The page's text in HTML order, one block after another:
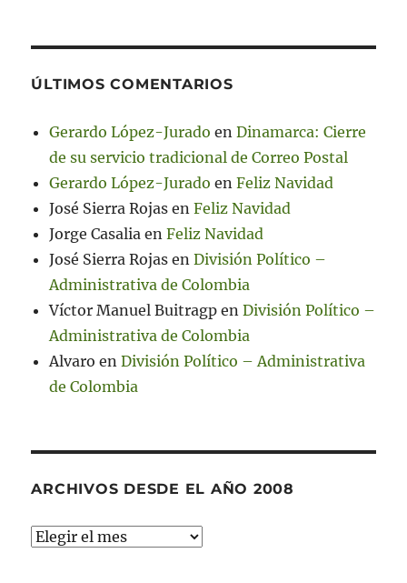
ÚLTIMOS COMENTARIOS
Gerardo López-Jurado enDinamarca: Cierre
de su servicio tradicional de Correo Postal
Gerardo López-Jurado enFeliz Navidad
José Sierra Rojas enFeliz Navidad
Jorge Casalia enFeliz Navidad
José Sierra Rojas enDivisión Político –
Administrativa de Colombia
Víctor Manuel Buitragp enDivisión Político –
Administrativa de Colombia
Alvaro enDivisión Político – Administrativa
de Colombia
ARCHIVOS DESDE EL AÑO 2008
Archivos